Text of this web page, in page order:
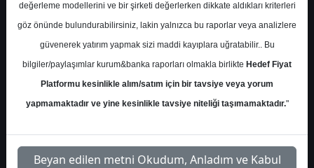
Kurum Sayısı
15
9 1
Paralel
Get.
2
Üstü
Get.
2
Yok
1
Çarşamba, 07 Ocak 2026
değerleme modellerini ve bir şirketi değerlerken dikkate aldıkları kriterleri
göz önünde bulundurabilirsiniz, lakin yalnızca bu raporlar veya analizlere
güvenerek yatırım yapmak sizi maddi kayıplara uğratabilir.. Bu
bilgiler/paylaşımlar kurum&banka raporları olmakla birlikte Hedef Fiyat
Platformu kesinlikle alım/satım için bir tavsiye veya yorum
yapmamaktadır ve yine kesinlikle tavsiye niteliği taşımamaktadır."
Beyan edilen metni Okudum, Anladım ve Kabul